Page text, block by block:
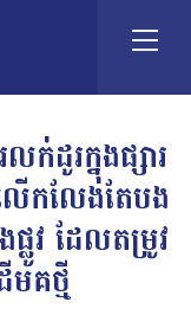
ដូរក្នុងផ្សារ
ើកលែងតែបង
លូវ ដែលតម្រូវ
គថ្មី